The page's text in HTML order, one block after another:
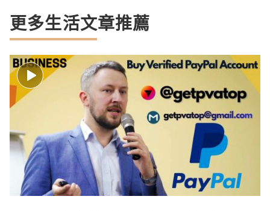
更多生活文章推薦